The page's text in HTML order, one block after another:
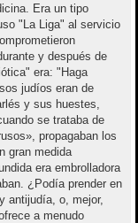
Era un tipo
"La Liga" al servicio
y después de
era: "Haga
judíos eran de
y sus huestes,
se trataba de
propagaban los
gran medida
era embrolladora
¿Podía prender en
antijudía, o, mejor,
a menudo